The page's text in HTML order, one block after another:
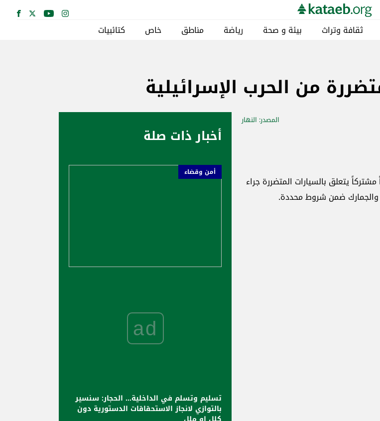
ثقافة وتراث بيئة و صحة رياضة مناطق خاص كتائبيات
من الحرب الإسرائيلية
المصدر: النهار
مشتركاً يتعلق بالسيارات المتضررة جراء
والجمارك ضمن شروط محددة.
أخبار ذات صلة
أمن وقضاء
ad
تسليم وتسلم في الداخلية... الحجار: سنسير
بالتوازي لانجاز الاستحقاقات الدستورية دون